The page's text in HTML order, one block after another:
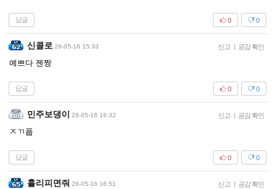
답글 0
0
신콜로 26-05-16 15:33 신고 | 공감 확인
예쁘다 젠짱
답글 0
0
민주보댕이 26-05-16 16:32 신고 | 공감 확인
ㅈㄲ풉
답글 0
0
홀리피면줘 26-05-16 16:51 신고 | 공감 확인